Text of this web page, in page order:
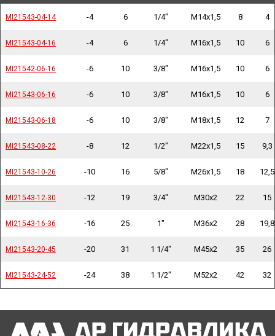
MI21543-04-14 -4 6 1/4" M14x1,5 8 4
MI21543-04-16 -4 6 1/4" M16x1,5 10 6
MI21542-06-16 -6 10 3/8" M16x1,5 10 6
MI21543-06-16 -6 10 3/8" M16x1,5 10 6
MI21543-06-18 -6 10 3/8" M18x1,5 12 7
MI21543-08-22 -8 12 1/2" M22x1,5 15 9,3
MI21543-10-26 -10 16 5/8" M26x1,5 18 12,5
MI21543-12-30 -12 19 3/4" M30x2 22 15
MI21543-16-36 -16 25 1" M36x2 28 19,8
MI21543-20-45 -20 31 1 1/4" M45x2 35 26
MI21543-24-52 -24 38 1 1/2" M52x2 42 32
MI21543-04-14
MI21543-04-16
MI21542-06-16
MI21543-06-16
MI21543-06-18
MI21543-08-22
MI21543-10-26
MI21543-12-30
MI21543-16-36
MI21543-20-45
MI21543-24-52